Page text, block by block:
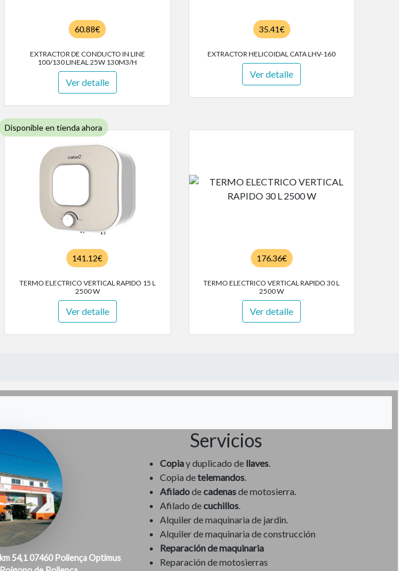
60.88€
EXTRACTOR DE CONDUCTO IN LINE
100/130 LINEAL 25W 130M3/H
Ver detalle
35.41€
EXTRACTOR HELICOIDAL CATA LHV-160
Ver detalle
Disponible en tienda ahora
141.12€
TERMO ELECTRICO VERTICAL RAPIDO 15 L
2500 W
Ver detalle
176.36€
TERMO ELECTRICO VERTICAL RAPIDO 30 L
2500 W
Ver detalle
54,1 07460 Pollença Optimus
Servicios
Copiay duplicado de llaves.
Copia detelemandos.
Afiladodecadenasde motosierra.
Afilado decuchillos.
Alquiler de maquinaria de jardin.
Alquiler de maquinaria de construcción
Reparación de maquinaria
Reparación de motosierras